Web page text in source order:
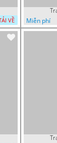
VỀ
Miễn phí